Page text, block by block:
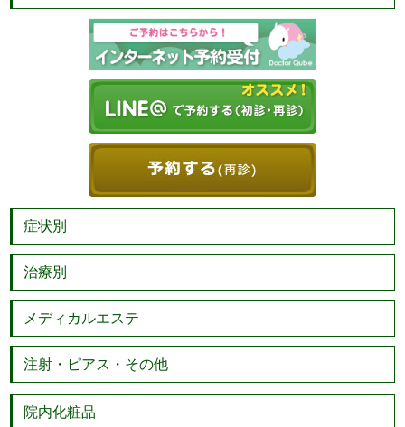
症状別
治療別
メディカルエステ
注射・ピアス・その他
院内化粧品